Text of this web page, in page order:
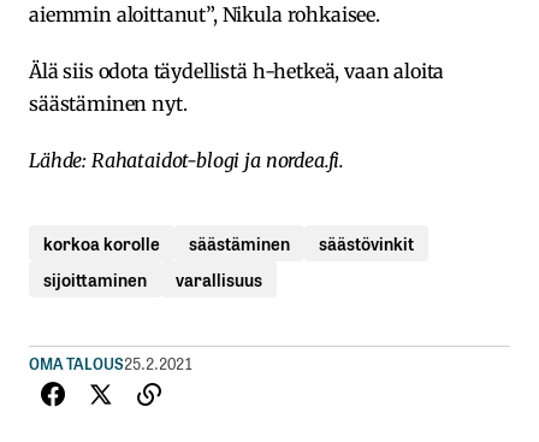
aiemmin aloittanut”, Nikula rohkaisee.
Älä siis odota täydellistä h-hetkeä, vaan aloita
säästäminen nyt.
Lähde: Rahataidot-blogi ja nordea.fi.
korkoa korolle säästäminen
säästövinkit
sijoittaminen
varallisuus
OMA TALOUS25.2.2021